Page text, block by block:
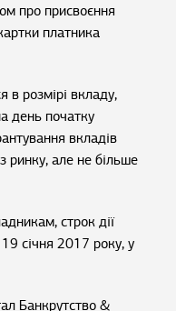
про присвоєння
платника
в розмірі вкладу,
день початку
вкладів
ринку, але не більше
строк дії
19 січня 2017 року, у
Банкрутство &